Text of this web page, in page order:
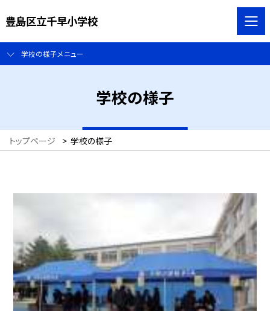
豊島区立千早小学校
学校の様子メニュー
学校の様子
トップページ > 学校の様子